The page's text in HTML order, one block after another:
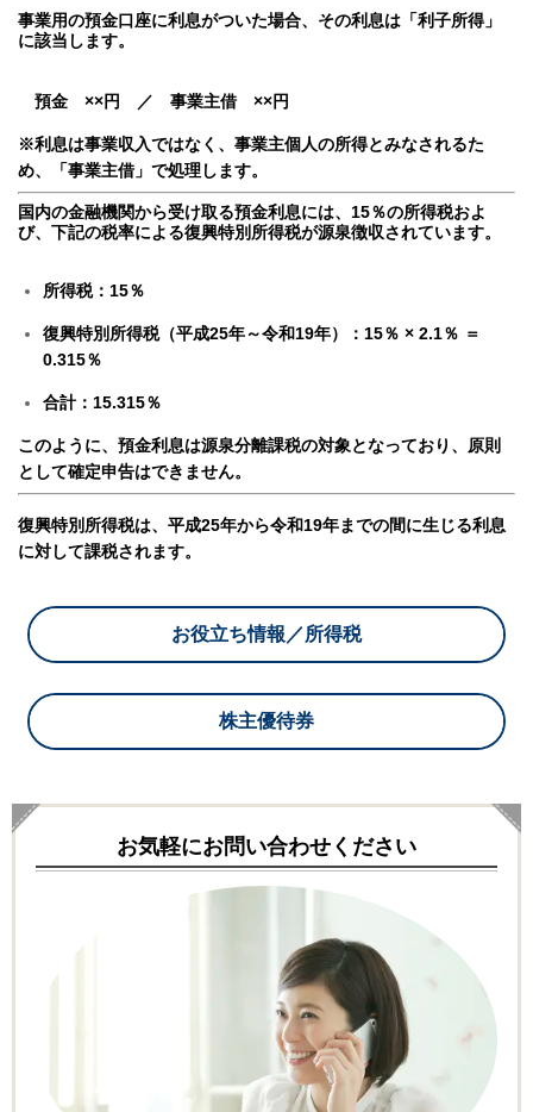
事業用の預金口座に利息がついた場合、その利息は「利子所得」
に該当します。
預金 ××円 ／ 事業主借 ××円
※利息は事業収入ではなく、事業主個人の所得とみなされるた
め、「事業主借」で処理します。
国内の金融機関から受け取る預金利息には、15％の所得税およ
び、下記の税率による復興特別所得税が源泉徴収されています。
所得税：15％
復興特別所得税（平成25年～令和19年）：15％ × 2.1％ ＝
0.315％
合計：15.315％
このように、預金利息は源泉分離課税の対象となっており、原則
として確定申告はできません。
復興特別所得税は、平成25年から令和19年までの間に生じる利息
に対して課税されます。
お役立ち情報／所得税
株主優待券
お気軽にお問い合わせください